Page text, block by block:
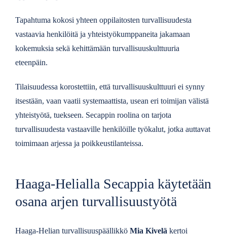
Tapahtuma kokosi yhteen oppilaitosten turvallisuudesta
vastaavia henkilöitä ja yhteistyökumppaneita jakamaan
kokemuksia sekä kehittämään turvallisuuskulttuuria
eteenpäin.
Tilaisuudessa korostettiin, että turvallisuuskulttuuri ei synny
itsestään, vaan vaatii systemaattista, usean eri toimijan välistä
yhteistyötä, tuekseen. Secappin roolina on tarjota
turvallisuudesta vastaaville henkilöille työkalut, jotka auttavat
toimimaan arjessa ja poikkeustilanteissa.
Haaga-Helialla Secappia käytetään
osana arjen turvallisuustyötä
Haaga-Helian turvallisuuspäällikköMia Kivelä kertoi